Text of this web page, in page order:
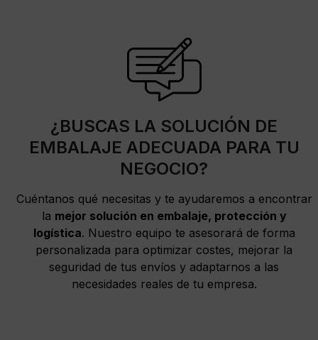
¿BUSCAS LA SOLUCIÓN DE
EMBALAJE ADECUADA PARA TU
NEGOCIO?
Cuéntanos qué necesitas y te ayudaremos a encontrar
la mejor solución en embalaje, protección y
logística. Nuestro equipo te asesorará de forma
personalizada para optimizar costes, mejorar la
seguridad de tus envíos y adaptarnos a las
necesidades reales de tu empresa.